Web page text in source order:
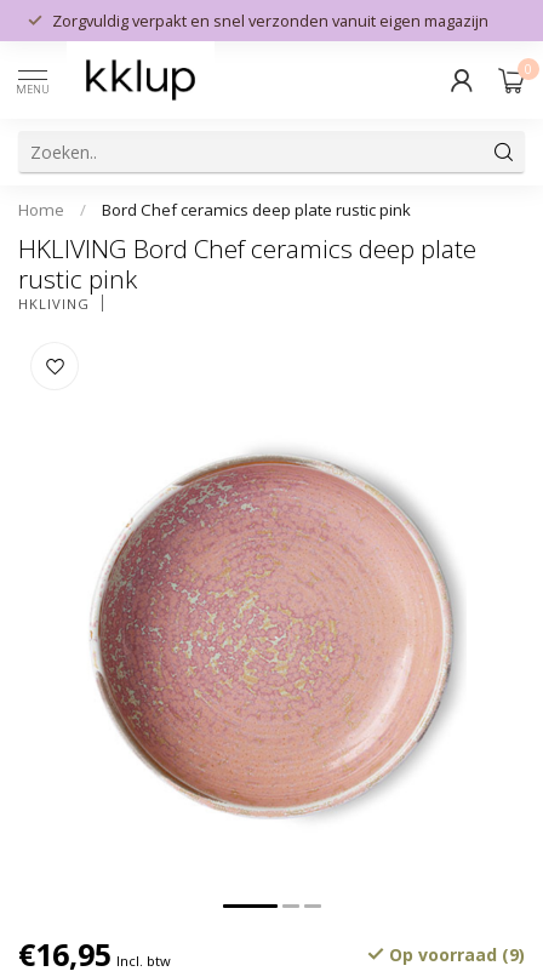
Zorgvuldig verpakt en snel verzonden vanuit eigen magazijn
MENU
0
Home / Bord Chef ceramics deep plate rustic pink
HKLIVING Bord Chef ceramics deep plate
rustic pink
HKLIVING
€16,95 Incl. btw Op voorraad (9)